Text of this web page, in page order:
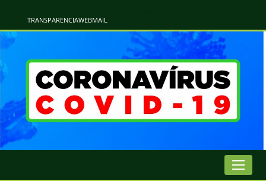
TRANSPARENCIAWEBMAIL